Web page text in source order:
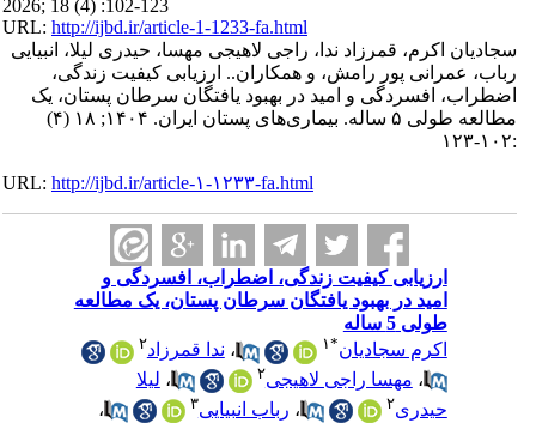
2026; 18 (4) :102-123
URL:http://ijbd.ir/article-1-1233-fa.html
سجادیان اکرم، قمرزاد ندا، راجی لاهیجی مهسا، حیدری لیلا، انبیایی
رباب، عمرانی پور رامش، و همکاران.. ارزیابی کیفیت زندگی،
اضطراب، افسردگی و امید در بهبود یافتگان سرطان پستان، یک
مطالعه طولی ۵ ساله. بیماری‌های پستان ایران. ۱۴۰۴; ۱۸ (۴)
URL:http://ijbd.ir/article-۱-۱۲۳۳-fa.html
ارزیابی کیفیت زندگی، اضطراب، افسردگی و
امید در بهبود یافتگان سرطان پستان، یک مطالعه
طولی 5 ساله
اکرم سجادیان *۱ ،ندا قمرزاد ۲
،مهسا راجی لاهیجی ،لیلا
حیدری
،رباب انبیایی
،